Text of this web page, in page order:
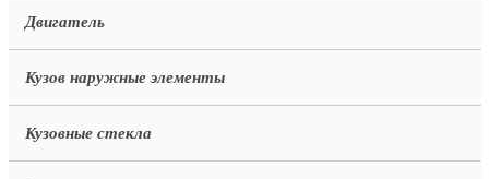
Двигатель
Кузов наружные элементы
Кузовные стекла